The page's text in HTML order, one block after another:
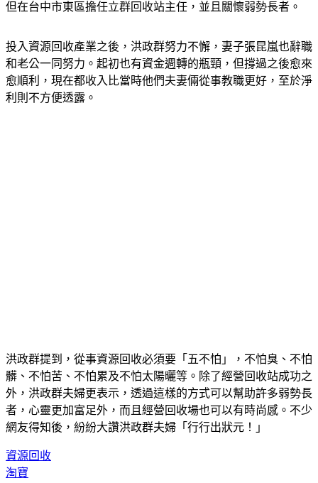
在32歲那年，就放棄教職投入加盟台中大豐環保科技公司，不
投入資源回收產業之後，洪政群努力不懈，妻子張昆嵐也辭職
和老公一同努力。起初也有資金週轉的瓶頸，但撐過之後愈來
愈順利，現在都收入比當時他們夫妻倆從事教職更好，至於淨
洪政群提到，從事資源回收必須要「五不怕」，不怕臭、不怕
髒、不怕苦、不怕累及不怕太陽曬等。除了經營回收站成功之
外，洪政群夫婦更表示，透過這樣的方式可以幫助許多弱勢長
者，心靈更加富足外，而且經營回收場也可以有時尚感。不少
資源回收